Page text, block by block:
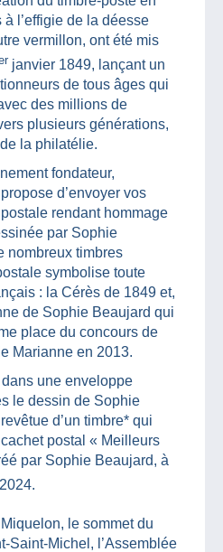
l’effigie de la déesse
vermillon, ont été mis
janvier 1849, lançant un
de tous âges qui
des millions de
plusieurs générations,
la philatélie.
fondateur,
d’envoyer vos
rendant hommage
par Sophie
nombreux timbres
symbolise toute
: la Cérès de 1849 et,
de Sophie Beaujard qui
place du concours de
Marianne en 2013.
une enveloppe
le dessin de Sophie
d’un timbre* qui
postal « Meilleurs
par Sophie Beaujard, à
le sommet du
Saint-Michel, l’Assemblée